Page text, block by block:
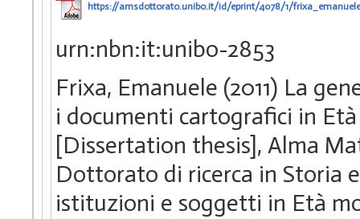
https://amsdottorato.unibo.it/id/eprint/4078/1/
urn:nbn:it:unibo-2853
Frixa, Emanuele (2011) La
i documenti cartografici in
[Dissertation thesis], Alma
Dottorato di ricerca in Storia
istituzioni e soggetti in Età